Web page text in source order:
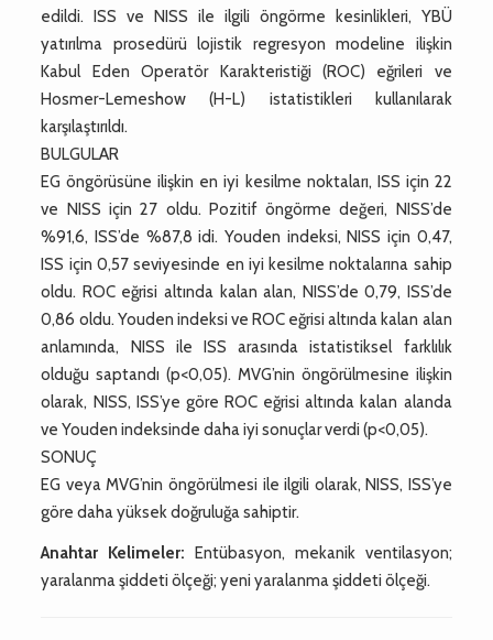
edildi. ISS ve NISS ile ilgili öngörme kesinlikleri, YBÜ
yatırılma prosedürü lojistik regresyon modeline ilişkin
Kabul Eden Operatör Karakteristiği (ROC) eğrileri ve
Hosmer-Lemeshow (H-L) istatistikleri kullanılarak
karşılaştırıldı.
BULGULAR
EG öngörüsüne ilişkin en iyi kesilme noktaları, ISS için 22
ve NISS için 27 oldu. Pozitif öngörme değeri, NISS’de
%91,6, ISS’de %87,8 idi. Youden indeksi, NISS için 0,47,
ISS için 0,57 seviyesinde en iyi kesilme noktalarına sahip
oldu. ROC eğrisi altında kalan alan, NISS’de 0,79, ISS’de
0,86 oldu. Youden indeksi ve ROC eğrisi altında kalan alan
anlamında, NISS ile ISS arasında istatistiksel farklılık
olduğu saptandı (p<0,05). MVG’nin öngörülmesine ilişkin
olarak, NISS, ISS’ye göre ROC eğrisi altında kalan alanda
ve Youden indeksinde daha iyi sonuçlar verdi (p<0,05).
SONUÇ
EG veya MVG’nin öngörülmesi ile ilgili olarak, NISS, ISS’ye
göre daha yüksek doğruluğa sahiptir.
Anahtar Kelimeler: Entübasyon, mekanik ventilasyon;
yaralanma şiddeti ölçeği; yeni yaralanma şiddeti ölçeği.